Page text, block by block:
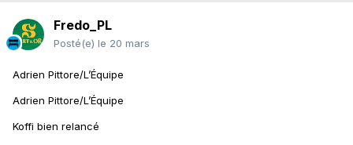
Fredo_PL
Posté(e) le 20 mars
Adrien Pittore/L’Équipe
Adrien Pittore/L’Équipe
Koffi bien relancé